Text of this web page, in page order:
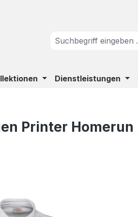
Dienstleistungen
Printer